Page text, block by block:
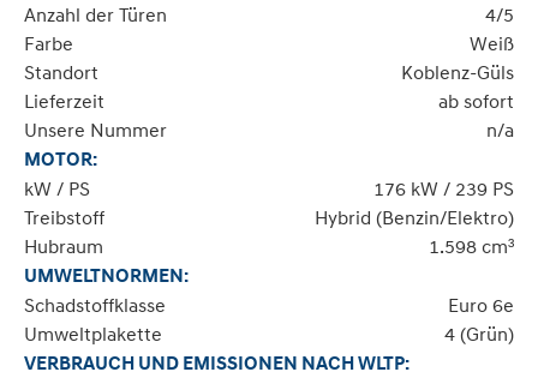
Anzahl der Türen
4/5
Farbe
Weiß
Standort
Koblenz-Güls
Lieferzeit
ab sofort
Unsere Nummer
n/a
MOTOR:
kW / PS
176 kW / 239 PS
Treibstoff
Hybrid (Benzin/Elektro)
Hubraum
1.598 cm³
UMWELTNORMEN:
Schadstoffklasse
Euro 6e
Umweltplakette
4 (Grün)
VERBRAUCH UND EMISSIONEN NACH WLTP: